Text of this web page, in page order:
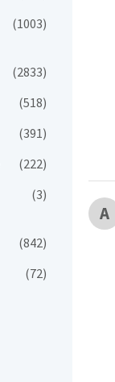
А
(1003)
(2833)
(518)
(391)
(222)
(3)
(842)
(72)